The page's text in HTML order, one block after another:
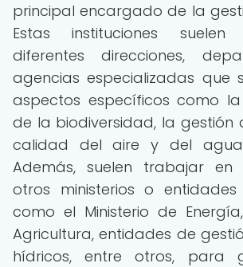
principal encargado de la
Estas instituciones
diferentes direcciones,
agencias especializadas que
aspectos específicos como la
de la biodiversidad, la gestión
calidad del aire y del
Además, suelen trabajar en
otros ministerios o entidades
como el Ministerio de
Agricultura, entidades de
hídricos, entre otros, para